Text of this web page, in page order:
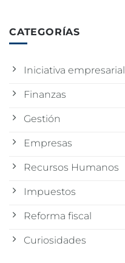
CATEGORÍAS
Iniciativa empresarial
Finanzas
Gestión
Empresas
Recursos Humanos
Impuestos
Reforma fiscal
Curiosidades